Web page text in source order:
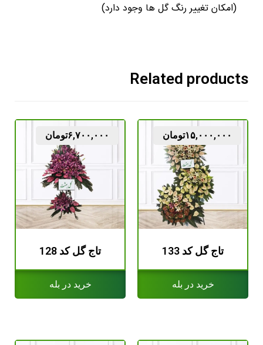
(امکان تغییر رنگ گل ها وجود دارد)
Related products
تاج گل کد 133
۱۵,۰۰۰,۰۰۰تومان
خرید در بله
تاج گل کد 128
۶,۷۰۰,۰۰۰تومان
خرید در بله